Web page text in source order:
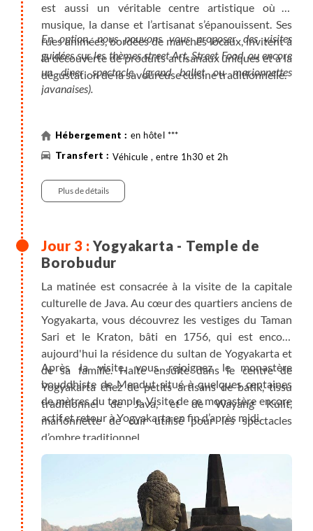
est aussi un véritable centre artistique où la
musique, la danse et l’artisanat s’épanouissent. Ses
rues animées, bordées de marchés locaux, invitent à
la découverte de produits artisanaux uniques et à la
dégustation de la savoureuse cuisine traditionnelle.
En option, nous pouvons vous proposer des visites
guidées sur les thèmes street Art, Street Food, ou encore
un diner spectacle (grand ballet ou marionnettes
javanaises).
en hôtel ***
Véhicule , entre 1h30 et 2h
Plus de détails
Yogyakarta - Temple de
Borobudur
La matinée est consacrée à la visite de la capitale
culturelle de Java. Au cœur des quartiers anciens de
Yogyakarta, vous découvrez les vestiges du Taman
Sari et le Kraton, bâti en 1756, qui est encore
aujourd'hui la résidence du sultan de Yogyakarta et
de sa famille. Halte ensuite dans le centre de
Yogyakarta chez de petits artisans de batik, tissu
traditionnel de Java, et de Wayang Kulit,
marionnette de cuir utilisé pour les spectacles
d’ombre traditionnel.
L’après-midi, vous partez vers le temple de
Borobudur. Ce temple Bouddhiste a été construit
entre le 8 et 9ème siècle et fut ensuite abandonné
vers le 12ème siècle. Il fut redécouvert, enseveli dans
Après la visite, vous rejoignez le monastère
bouddhiste de Mendut situé à quelques centaines
de mètres du temple. Visite de ce monastère encore
actif et retour à Yogyakarta en fin d’après midi.